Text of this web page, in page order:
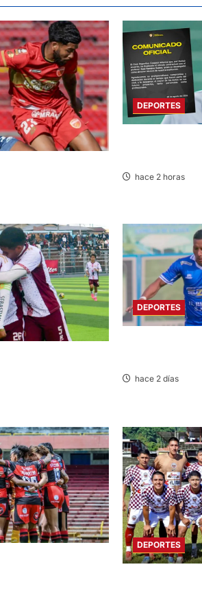
DEPORTES
hace 2 horas
DEPORTES
hace 2 días
DEPORTES